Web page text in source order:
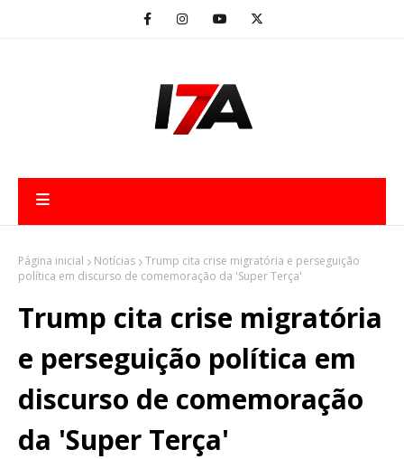
Página inicial Notícias
Trump cita crise migratória e perseguição
política em discurso de comemoração da 'Super Terça'
Trump cita crise migratória
e perseguição política em
discurso de comemoração
da 'Super Terça'